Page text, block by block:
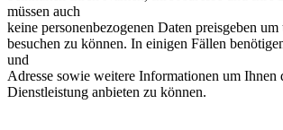
müssen auch
keine personenbezogenen Daten preisgeben um
besuchen zu können. In einigen Fällen
und
Adresse sowie weitere Informationen um Ihnen
Dienstleistung anbieten zu können.